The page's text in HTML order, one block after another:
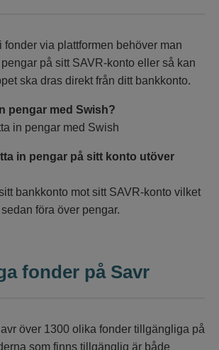
fonder via plattformen behöver man
på sitt SAVR-konto eller så kan
ska dras direkt från ditt bankkonto.
pengar med Swish?
in pengar med Swish
in pengar på sitt konto utöver
bankkonto mot sitt SAVR-konto vilket
föra över pengar.
fonder på Savr
över 1300 olika fonder tillgängliga på
som finns tillgänglig är både